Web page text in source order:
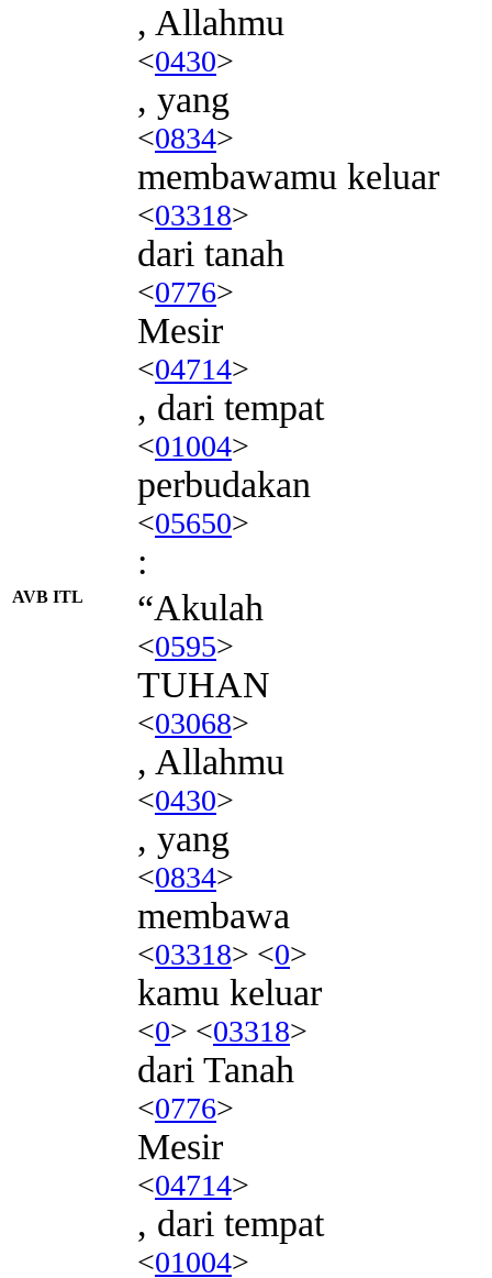
, Allahmu
<0430>
, yang
<0834>
membawamu keluar
<03318>
dari tanah
<0776>
Mesir
<04714>
, dari tempat
<01004>
perbudakan
<05650>
:
AVB ITL “Akulah
<0595>
TUHAN
<03068>
, Allahmu
<0430>
, yang
<0834>
membawa
<03318> <0>
kamu keluar
<0> <03318>
dari Tanah
<0776>
Mesir
<04714>
, dari tempat
<01004>